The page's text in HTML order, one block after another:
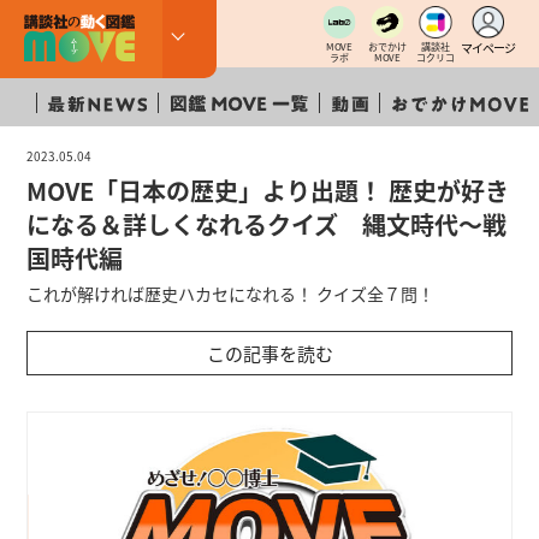
MOVE
ラボ
おでかけ
MOVE
講談社
コクリコ
マイページ
2023.05.04
MOVE「日本の歴史」より出題！ 歴史が好き
になる＆詳しくなれるクイズ 縄文時代〜戦
国時代編
これが解ければ歴史ハカセになれる！ クイズ全７問！
この記事を読む